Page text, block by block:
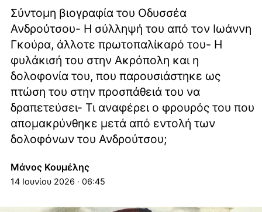
Σύντομη βιογραφία του Οδυσσέα
Ανδρούτσου- Η σύλληψή του από τον Ιωάννη
Γκούρα, άλλοτε πρωτοπαλίκαρό του- Η
φυλάκισή του στην Ακρόπολη και η
δολοφονία του, που παρουσιάστηκε ως
πτώση του στην προσπάθειά του να
δραπετεύσει- Τι αναφέρει ο φρουρός του που
απομακρύνθηκε μετά από εντολή των
δολοφόνων του Ανδρούτσου;
Μάνος Κουμέλης
14 Ιουνίου 2026 · 06:45